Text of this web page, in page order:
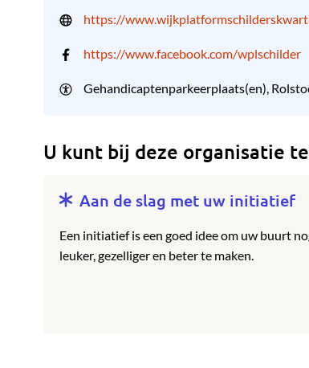
https://
https://www.facebook.com/wplschilder
Gehandicaptenparkeerplaats(en)
U kunt bij deze organisatie
Aan de slag met uw initiatief
Een initiatief is een goed idee om uw buurt
leuker, gezelliger en beter te maken.